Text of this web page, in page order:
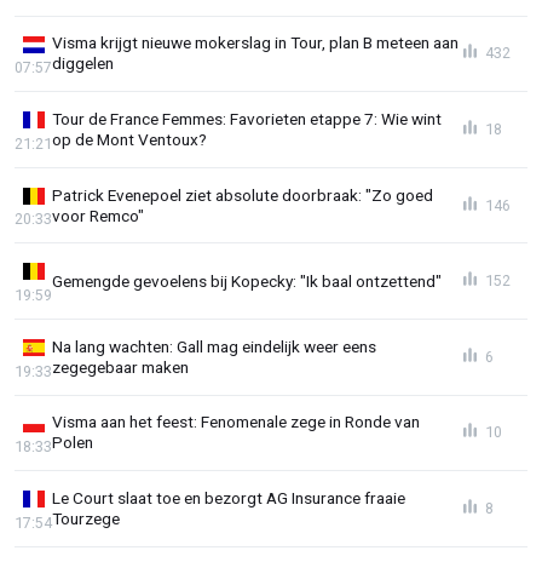
Visma krijgt nieuwe mokerslag in Tour, plan B meteen aan
diggelen
07:57
432
Tour de France Femmes: Favorieten etappe 7: Wie wint
op de Mont Ventoux?
21:21
18
Patrick Evenepoel ziet absolute doorbraak: "Zo goed
voor Remco"
20:33
146
Gemengde gevoelens bij Kopecky: "Ik baal ontzettend"
19:59
152
Na lang wachten: Gall mag eindelijk weer eens
zegegebaar maken
19:33
6
Visma aan het feest: Fenomenale zege in Ronde van
Polen
18:33
10
Le Court slaat toe en bezorgt AG Insurance fraaie
Tourzege
17:54
8